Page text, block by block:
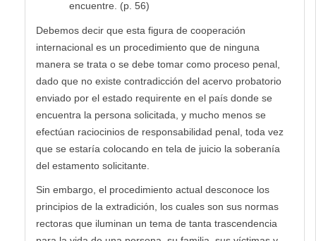
encuentre. (p. 56)
Debemos decir que esta figura de cooperación
internacional es un procedimiento que de ninguna
manera se trata o se debe tomar como proceso penal,
dado que no existe contradicción del acervo probatorio
enviado por el estado requirente en el país donde se
encuentra la persona solicitada, y mucho menos se
efectúan raciocinios de responsabilidad penal, toda vez
que se estaría colocando en tela de juicio la soberanía
del estamento solicitante.
Sin embargo, el procedimiento actual desconoce los
principios de la extradición, los cuales son sus normas
rectoras que iluminan un tema de tanta trascendencia